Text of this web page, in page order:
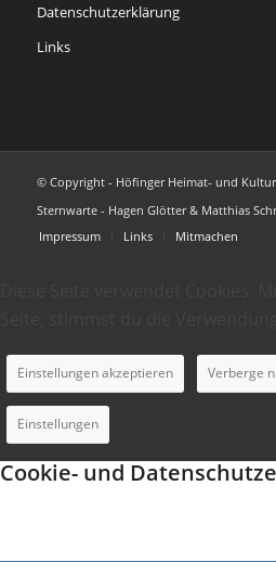
Datenschutzerklärung
Links
© Copyright - Höfinger Heimat- und
Sternwarte - Hagen Glötter & Matthias
Impressum
Links Mitmachen
Einstellungen akzeptieren Verberge
Einstellungen
Cookie- und